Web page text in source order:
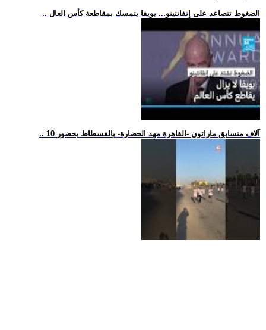
.. الضغوط تتصاعد على إنفانتينو... يويفا يتمسك بمقاطعة كأس العال
.. 10 آلاف متسابق ماراثون -القاهرة مهد الحضارة- بالفسطاط بحضور